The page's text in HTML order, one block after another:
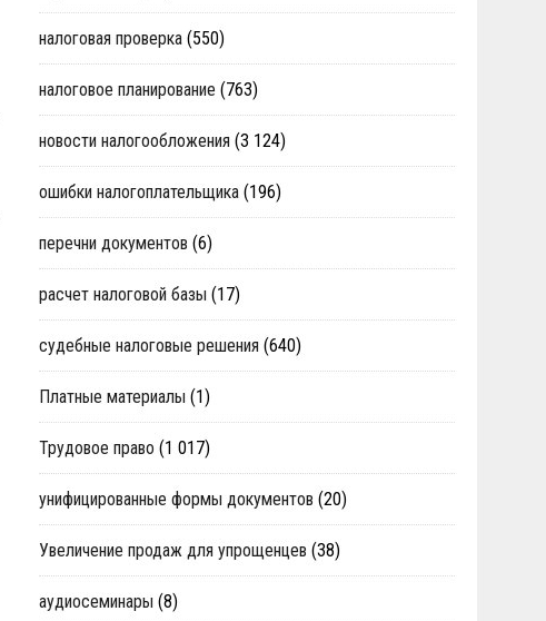
налоговая проверка (550)
налоговое планирование (763)
новости налогообложения (3 124)
ошибки налогоплательщика (196)
перечни документов (6)
расчет налоговой базы (17)
судебные налоговые решения (640)
Платные материалы (1)
Трудовое право (1 017)
унифицированные формы документов (20)
Увеличение продаж для упрощенцев (38)
аудиосеминары (8)